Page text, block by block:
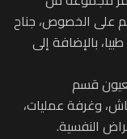
على الخصوص، جناح
بالإضافة إلى
قسم
وغرفة عمليات،
النفسية.